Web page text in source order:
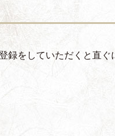
録をしていただくと直ぐ